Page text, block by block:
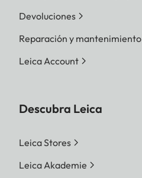
Devoluciones
Reparación y mantenimiento
Leica Account
Descubra Leica
Leica Stores
Leica Akademie